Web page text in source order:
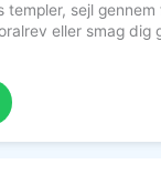
templer, sejl
eller smag dig